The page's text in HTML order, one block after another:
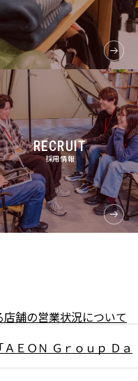
RECRUIT
採用情報
舗の営業状況について
ＥＯＮ Ｇｒｏｕｐ Ｄａ